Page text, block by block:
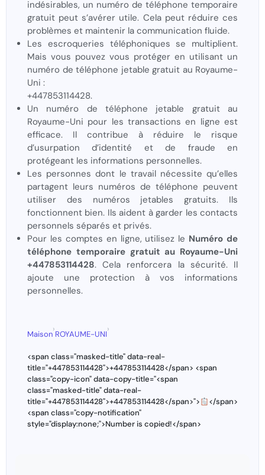
indésirables, un numéro de téléphone temporaire
gratuit peut s’avérer utile. Cela peut réduire ces
problèmes et maintenir la communication fluide.
Les escroqueries téléphoniques se multiplient.
Mais vous pouvez vous protéger en utilisant un
numéro de téléphone jetable gratuit au Royaume-
Uni :
+447853114428.
Un numéro de téléphone jetable gratuit au
Royaume-Uni pour les transactions en ligne est
efficace. Il contribue à réduire le risque
d’usurpation d’identité et de fraude en
protégeant les informations personnelles.
Les personnes dont le travail nécessite qu’elles
partagent leurs numéros de téléphone peuvent
utiliser des numéros jetables gratuits. Ils
fonctionnent bien. Ils aident à garder les contacts
personnels séparés et privés.
Pour les comptes en ligne, utilisez le Numéro de
téléphone temporaire gratuit au Royaume-Uni
+447853114428. Cela renforcera la sécurité. Il
ajoute une protection à vos informations
personnelles.
Maison
›
ROYAUME-UNI
›
<span class="masked-title" data-real-
title="+447853114428">+447853114428</span> <span
class="copy-icon" data-copy-title="<span
class="masked-title" data-real-
title="+447853114428">+447853114428</span>">
</span>
<span class="copy-notification"
style="display:none;">Number is copied!</span>